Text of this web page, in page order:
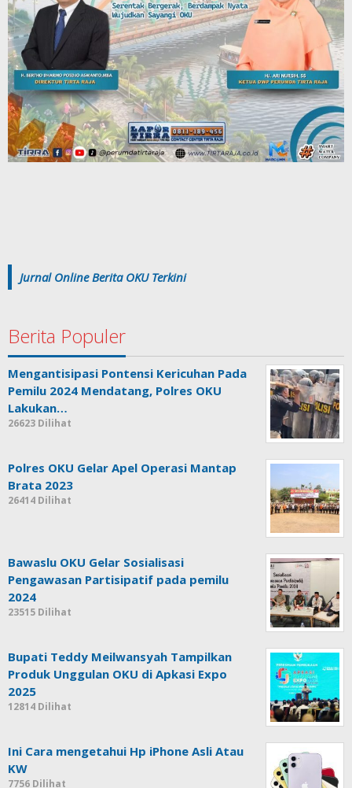
Jurnal Online Berita OKU Terkini
Berita Populer
Mengantisipasi Pontensi Kericuhan Pada
Pemilu 2024 Mendatang, Polres OKU
Lakukan…
26623 Dilihat
Polres OKU Gelar Apel Operasi Mantap
Brata 2023
26414 Dilihat
Bawaslu OKU Gelar Sosialisasi
Pengawasan Partisipatif pada pemilu
2024
23515 Dilihat
Bupati Teddy Meilwansyah Tampilkan
Produk Unggulan OKU di Apkasi Expo
2025
12814 Dilihat
Ini Cara mengetahui Hp iPhone Asli Atau
KW
7756 Dilihat